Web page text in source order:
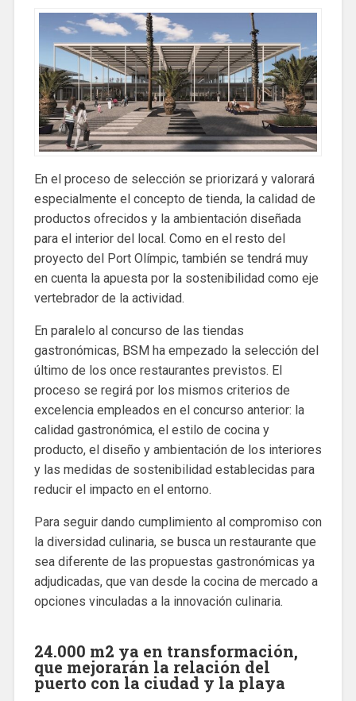
En el proceso de selección se priorizará y valorará
especialmente el concepto de tienda, la calidad de
productos ofrecidos y la ambientación diseñada
para el interior del local. Como en el resto del
proyecto del Port Olímpic, también se tendrá muy
en cuenta la apuesta por la sostenibilidad como eje
vertebrador de la actividad.
En paralelo al concurso de las tiendas
gastronómicas, BSM ha empezado la selección del
último de los once restaurantes previstos. El
proceso se regirá por los mismos criterios de
excelencia empleados en el concurso anterior: la
calidad gastronómica, el estilo de cocina y
producto, el diseño y ambientación de los interiores
y las medidas de sostenibilidad establecidas para
reducir el impacto en el entorno.
Para seguir dando cumplimiento al compromiso con
la diversidad culinaria, se busca un restaurante que
sea diferente de las propuestas gastronómicas ya
adjudicadas, que van desde la cocina de mercado a
opciones vinculadas a la innovación culinaria.
24.000 m2 ya en transformación,
que mejorarán la relación del
puerto con la ciudad y la playa